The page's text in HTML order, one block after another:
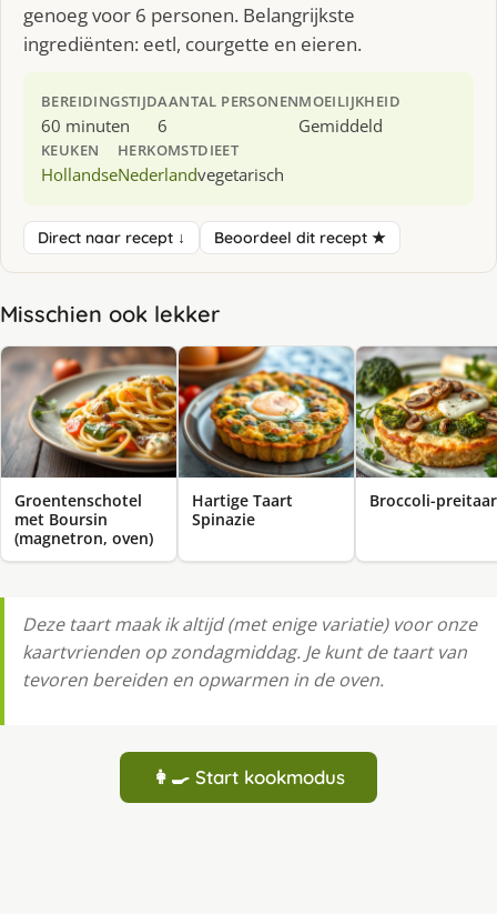
genoeg voor 6 personen. Belangrijkste
ingrediënten: eetl, courgette en eieren.
BEREIDINGSTIJD
60 minuten
AANTAL PERSONEN
6
MOEILIJKHEID
Gemiddeld
KEUKEN
Hollandse
HERKOMST
Nederland
DIEET
vegetarisch
Direct naar recept ↓ Beoordeel dit recept ★
Misschien ook lekker
Groentenschotel
met Boursin
(magnetron, oven)
Hartige Taart
Spinazie
Broccoli-
Deze taart maak ik altijd (met enige variatie) voor onze
kaartvrienden op zondagmiddag. Je kunt de taart van
tevoren bereiden en opwarmen in de oven.
👩‍🍳 Start kookmodus